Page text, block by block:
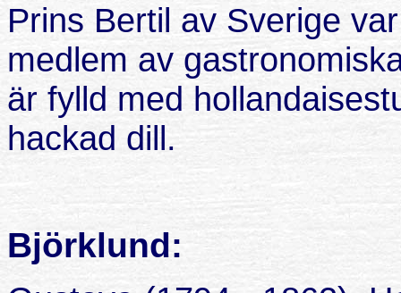
Prins Bertil av Sverige
medlem av
är fylld med
hackad dill.
Björklund: